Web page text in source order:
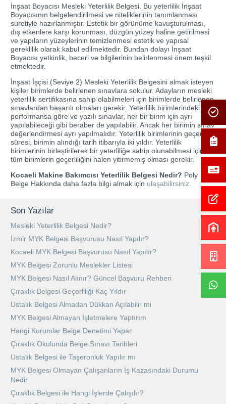
İnşaat Boyacısı Mesleki Yeterlilik Belgesi. Bu yeterlilik İnşaat
Boyacısının belgelendirilmesi ve niteliklerinin tanımlanması
suretiyle hazırlanmıştır. Estetik bir görünüme kavuşturulması,
dış etkenlere karşı korunması, düzgün yüzey haline getirilmesi
ve yapıların yüzeylerinin temizlenmesi estetik ve yapısal
gereklilik olarak kabul edilmektedir. Bundan dolayı İnşaat
Boyacısı yetkinlik, beceri ve bilgilerinin belirlenmesi önem teşkil
etmektedir.
İnşaat İşçisi (Seviye 2) Mesleki Yeterlilik Belgesini almak isteyen
kişiler birimlerde belirlenen sınavlara sokulur. Adayların mesleki
yeterlilik sertifikasına sahip olabilmeleri için birimlerde belirlenen
sınavlardan başarılı olmaları gerekir. Yeterlilik birimlerindeki
performansa göre ve yazılı sınavlar, her bir birim için ayrı
yapılabileceği gibi beraber de yapılabilir. Ancak her birimin sınav
değerlendirmesi ayrı yapılmalıdır. Yeterlilik birimlerinin geçerlilik
süresi, birimin alındığı tarih itibarıyla iki yıldır. Yeterlilik
birimlerinin birleştirilerek bir yeterliliğe sahip olunabilmesi için
tüm birimlerin geçerliliğini halen yitirmemiş olması gerekir.
Kocaeli Makine Bakımcısı Yeterlilik Belgesi Nedir? Poly
Belge Hakkında daha fazla bilgi almak için ulaşabilirsiniz.
Son Yazılar
Mesleki Yeterlilik Belgesi Nedir?
İzmir MYK Belgesi Başvurusu Nasıl Yapılır?
Kocaeli MYK Belgesi Başvurusu Nasıl Yapılır?
MYK Belgesi Zorunlu Meslekler Listesi
MYK Belgesi Nasıl Alınır? Güncel Başvuru Rehberi
Çıraklık Belgesi Geçerliliği Kaç Yıldır
Ustalık Belgesi Almadan Dükkan Açılabilir mi
MYK Belgesi Almayan İşletmelere Yaptırım
Hangi Kurumlar Belge Denetimi Yapar
Çıraklık Okulunda Belge Sınavı Tarihleri
Ustalık Belgesi ile Taşeronluk Yapılır mı
MYK Belgesi Olmayan Çalışanların İş Kazasındaki Durumu
Nedir
Çıraklık Belgesi ile Hangi İşlerde Çalışılır?